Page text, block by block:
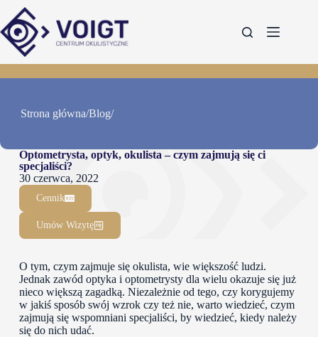
Strona główna/Blog/
Optometrysta, optyk, okulista – czym zajmują się ci
specjaliści?
30 czerwca, 2022
Cennik
Umów Wizytę
O tym, czym zajmuje się okulista, wie większość ludzi.
Jednak zawód optyka i optometrysty dla wielu okazuje się już
nieco większą zagadką. Niezależnie od tego, czy korygujemy
w jakiś sposób swój wzrok czy też nie, warto wiedzieć, czym
zajmują się wspomniani specjaliści, by wiedzieć, kiedy należy
się do nich udać.